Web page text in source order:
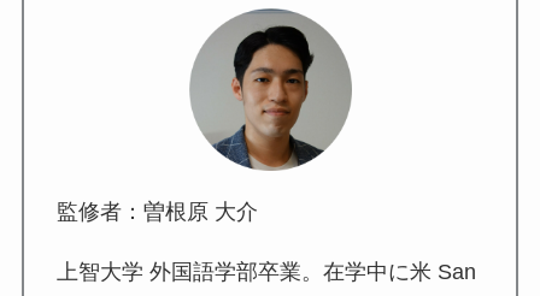
監修者：曽根原 大介
上智大学 外国語学部卒業。在学中に米 San